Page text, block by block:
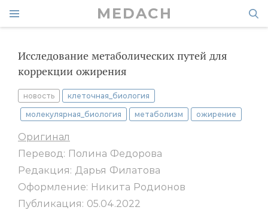
MEDACH
Исследование метаболических путей для
коррекции ожирения
новость клеточная_биология
молекулярная_биология метаболизм ожирение
Оригинал
Перевод: Полина Федорова
Редакция: Дарья Филатова
Оформление: Никита Родионов
Публикация: 05.04.2022